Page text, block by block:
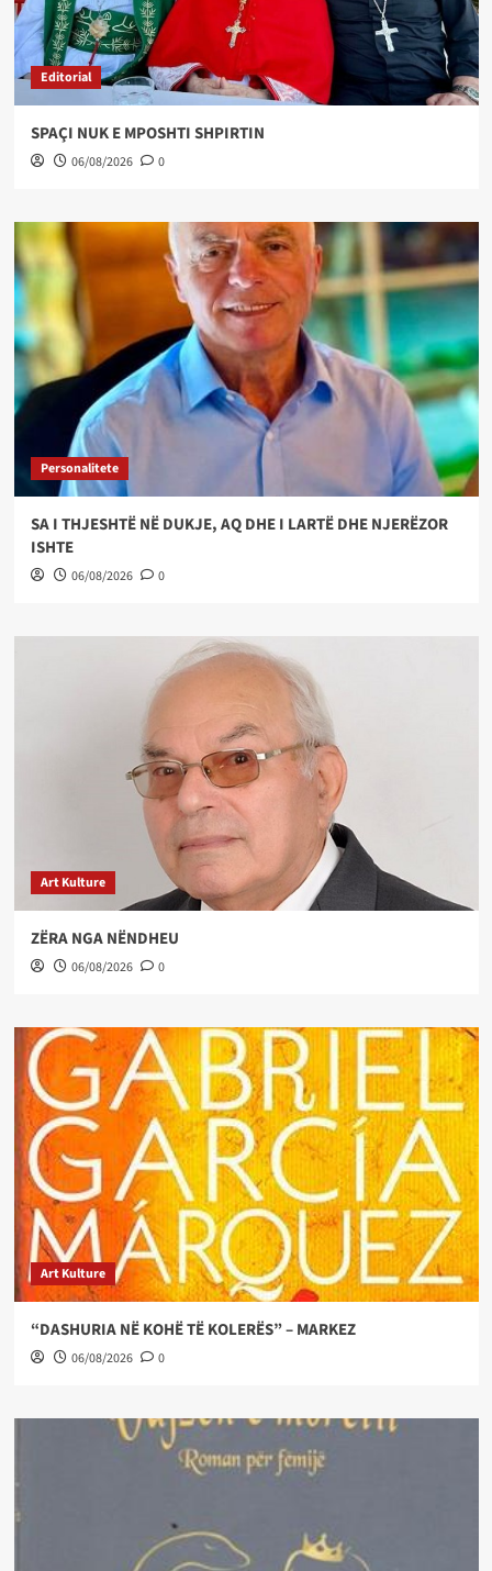
Editorial
SPAÇI NUK E MPOSHTI SHPIRTIN
06/08/2026 0
Personalitete
SA I THJESHTË NË DUKJE, AQ DHE I LARTË DHE NJERËZOR
ISHTE
06/08/2026 0
Art Kulture
ZËRA NGA NËNDHEU
06/08/2026 0
Art Kulture
“DASHURIA NË KOHË TË KOLERËS” – MARKEZ
06/08/2026 0